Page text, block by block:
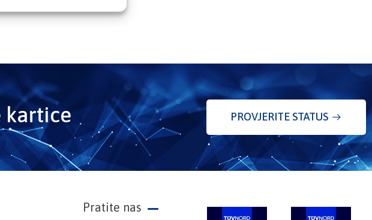
kartice PROVJERITE STATUS
Pratite nas